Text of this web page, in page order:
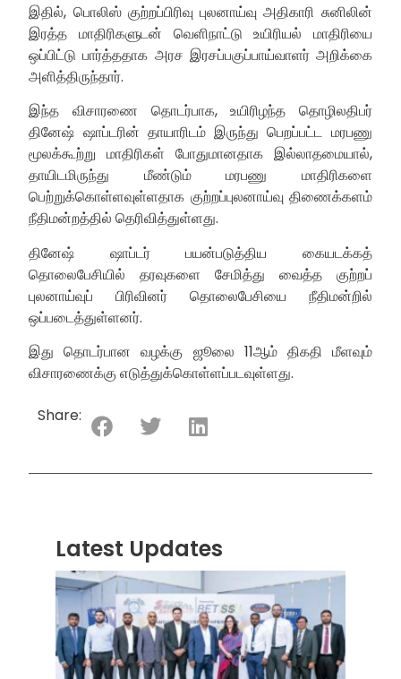
இதில், பொலிஸ் குற்றப்பிரிவு புலனாய்வு அதிகாரி சுனிலின்
இரத்த மாதிரிகளுடன் வெளிநாட்டு உயிரியல் மாதிரியை
ஒப்பிட்டு பார்த்ததாக அரச இரசப்பகுப்பாய்வாளர் அறிக்கை
அளித்திருந்தார்.
இந்த விசாரணை தொடர்பாக, உயிரிழந்த தொழிலதிபர்
தினேஷ் ஷாப்டரின் தாயாரிடம் இருந்து பெறப்பட்ட மரபணு
மூலக்கூற்று மாதிரிகள் போதுமானதாக இல்லாதமையால்,
தாயிடமிருந்து மீண்டும் மரபணு மாதிரிகளை
பெற்றுக்கொள்ளவுள்ளதாக குற்றப்புலனாய்வு திணைக்களம்
நீதிமன்றத்தில் தெரிவித்துள்ளது.
தினேஷ் ஷாப்டர் பயன்படுத்திய கையடக்கத்
தொலைபேசியில் தரவுகளை சேமித்து வைத்த குற்றப்
புலனாய்வுப் பிரிவினர் தொலைபேசியை நீதிமன்றில்
ஒப்படைத்துள்ளனர்.
இது தொடர்பான வழக்கு ஜூலை 11ஆம் திகதி மீளவும்
விசாரணைக்கு எடுத்துக்கொள்ளப்படவுள்ளது.
Share:
Latest Updates